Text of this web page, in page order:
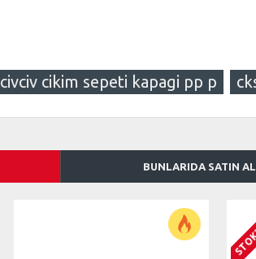
civciv cikim sepeti kapagi pp p
BUNLARIDA SATIN